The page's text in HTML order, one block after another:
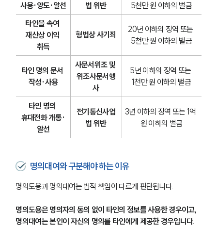
사용·양도·알선
법 위반
5천만 원 이하의 벌금
타인을 속여
재산상 이익
취득
형법상 사기죄
20년 이하의 징역 또는
5천만 원 이하의 벌금
타인 명의 문서
작성·사용
사문서위조 및
위조사문서행
사
5년 이하의 징역 또는
1천만 원 이하의 벌금
타인 명의
휴대전화 개통·
알선
전기통신사업
법 위반
3년 이하의 징역 또는 1억
원 이하의 벌금
명의대여와 구분해야 하는 이유
명의도용과 명의대여는 법적 책임이 다르게 판단됩니다.
명의도용은 명의자의 동의 없이 타인의 정보를 사용한 경우이고,
명의대여는 본인이 자신의 명의를 타인에게 제공한 경우입니다.